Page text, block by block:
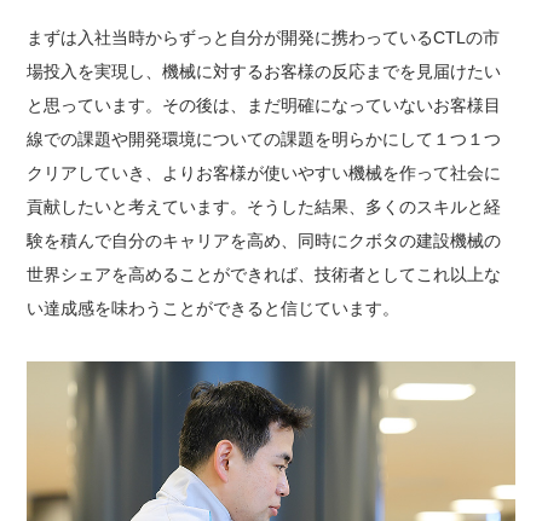
まずは入社当時からずっと自分が開発に携わっているCTLの市
場投入を実現し、機械に対するお客様の反応までを見届けたい
と思っています。その後は、まだ明確になっていないお客様目
線での課題や開発環境についての課題を明らかにして１つ１つ
クリアしていき、よりお客様が使いやすい機械を作って社会に
貢献したいと考えています。そうした結果、多くのスキルと経
験を積んで自分のキャリアを高め、同時にクボタの建設機械の
世界シェアを高めることができれば、技術者としてこれ以上な
い達成感を味わうことができると信じています。